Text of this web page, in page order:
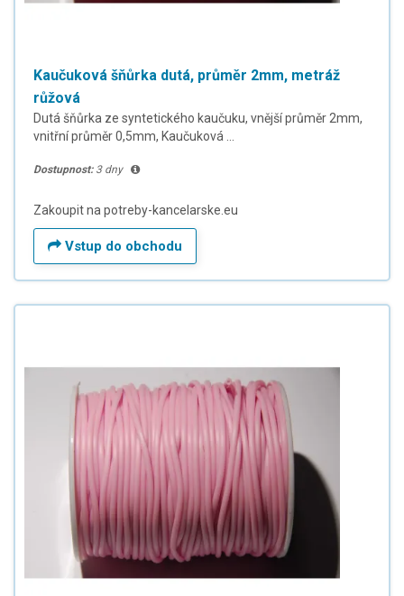
Kaučuková šňůrka dutá, průměr 2mm, metráž
růžová
Dutá šňůrka ze syntetického kaučuku, vnější průměr 2mm,
vnitřní průměr 0,5mm, Kaučuková ...
Dostupnost: 3 dny
Zakoupit na potreby-kancelarske.eu
Vstup do obchodu